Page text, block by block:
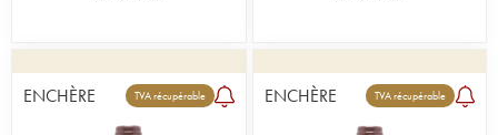
ENCHÈRE TVA récupérable ENCHÈRE TVA récupérable